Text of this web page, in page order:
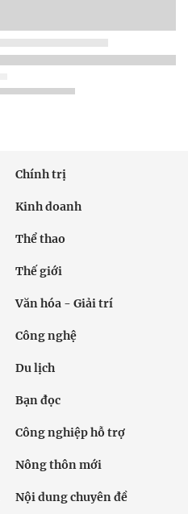
Chính trị
Kinh doanh
Thể thao
Thế giới
Văn hóa - Giải trí
Công nghệ
Du lịch
Bạn đọc
Công nghiệp hỗ trợ
Nông thôn mới
Nội dung chuyên đề